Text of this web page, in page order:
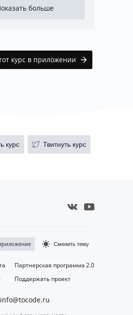
больше
курс в приложении
курс Твитнуть курс
Сменить тему
Партнерская программа 2.0
Поддержать проект
info@tocode.ru